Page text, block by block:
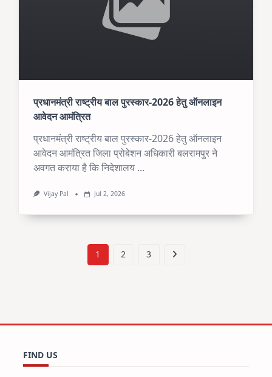
प्रधानमंत्री राष्ट्रीय बाल पुरस्कार-2026 हेतु ऑनलाइन
आवेदन आमंत्रित
प्रधानमंत्री राष्ट्रीय बाल पुरस्कार-2026 हेतु ऑनलाइन
आवेदन आमंत्रित जिला प्रोबेशन अधिकारी बलरामपुर ने
अवगत कराया है कि निदेशालय ...
Vijay Pal Jul 2, 2026
1 2 3
FIND US